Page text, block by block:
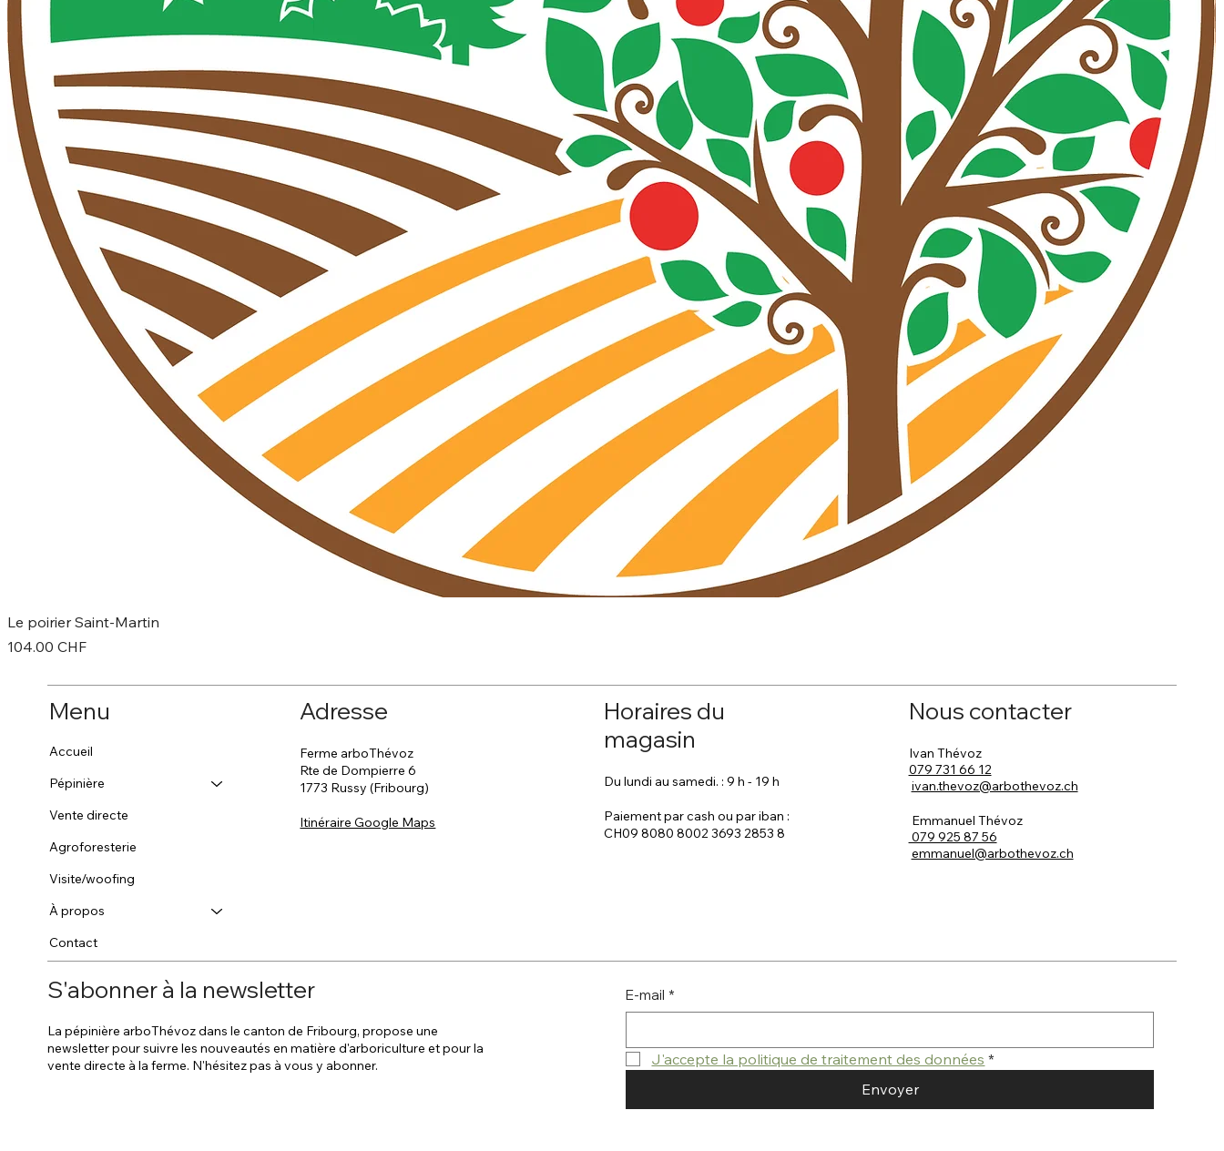
Le poirier Saint-Martin
Prix
104.00 CHF
Menu
Accueil
Pépinière
Vente directe
Agroforesterie
Visite/woofing
À propos
Contact
Adresse
Ferme arboThévoz
Rte de Dompierre 6
1773 Russy (Fribourg)
Itinéraire Google Maps
Horaires du
magasin
Du lundi au samedi. : 9 h - 19 h
Paiement par cash ou par iban :
CH09 8080 8002 3693 2853 8
Nous contacter
Ivan Thévoz
079 731 66 12
ivan.thevoz@arbothevoz.ch
Emmanuel Thévoz
079 925 87 56
emmanuel@arbothevoz.ch
S'abonner à la newsletter
La pépinière arboThévoz dans le canton de Fribourg, propose une
newsletter pour suivre les nouveautés en matière d'arboriculture et pour la
vente directe à la ferme. N'hésitez pas à vous y abonner.
E-mail *
J'accepte la politique de traitement des données *
Envoyer